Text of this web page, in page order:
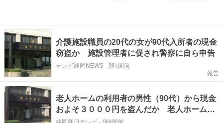
介護施設職員の20代の女が90代入所者の現金
窃盗か 施設管理者に促され警察に自ら申告
テレビ静岡NEWS - 9時間前
報告
老人ホームの利用者の男性（90代）から現金
およそ３０００円を盗んだか 老人ホームに
勤務していた２０代の女を逮捕 静岡・富士